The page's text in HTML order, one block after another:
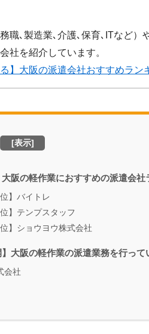
職､製造業､介護､保育､ITなど
社を紹介しています。
】大阪の派遣会社おすすめラン
[表示]
大阪の軽作業におすすめの派遣会社
】バイトレ
】テンプスタッフ
位】ショウヨウ株式会社
】大阪の軽作業の派遣業務を行っ
会社